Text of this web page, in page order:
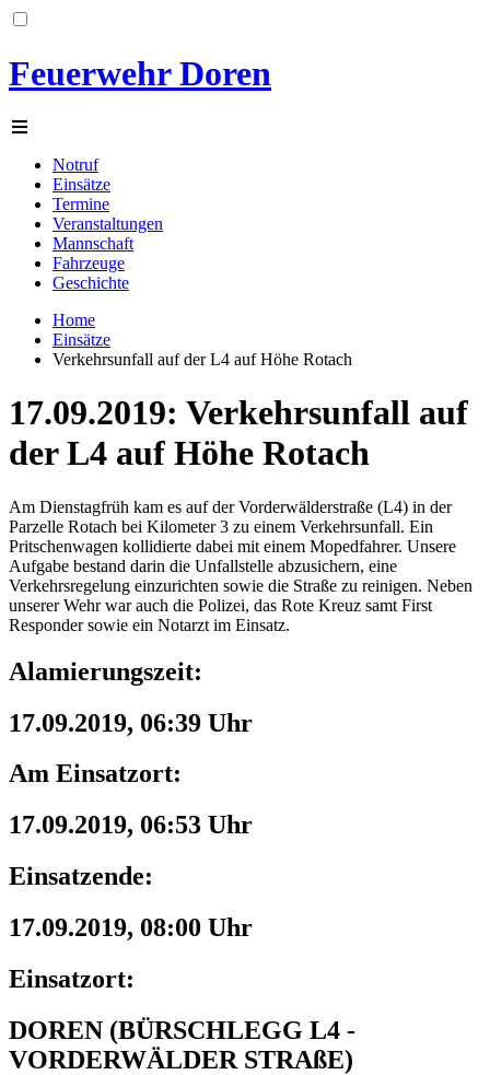
Feuerwehr Doren
Notruf
Einsätze
Termine
Veranstaltungen
Mannschaft
Fahrzeuge
Geschichte
Home
Einsätze
Verkehrsunfall auf der L4 auf Höhe Rotach
17.09.2019: Verkehrsunfall auf
der L4 auf Höhe Rotach
Am Dienstagfrüh kam es auf der Vorderwälderstraße (L4) in der
Parzelle Rotach bei Kilometer 3 zu einem Verkehrsunfall. Ein
Pritschenwagen kollidierte dabei mit einem Mopedfahrer. Unsere
Aufgabe bestand darin die Unfallstelle abzusichern, eine
Verkehrsregelung einzurichten sowie die Straße zu reinigen. Neben
unserer Wehr war auch die Polizei, das Rote Kreuz samt First
Responder sowie ein Notarzt im Einsatz.
Alamierungszeit:
17.09.2019, 06:39 Uhr
Am Einsatzort:
17.09.2019, 06:53 Uhr
Einsatzende:
17.09.2019, 08:00 Uhr
Einsatzort:
DOREN (BÜRSCHLEGG L4 -
VORDERWÄLDER STRAßE)